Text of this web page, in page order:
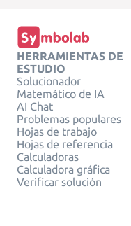
HERRAMIENTAS DE
ESTUDIO
Solucionador
Matemático de IA
AI Chat
Problemas populares
Hojas de trabajo
Hojas de referencia
Calculadoras
Calculadora gráfica
Verificar solución